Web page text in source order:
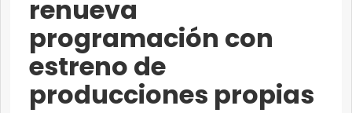
renueva
programación con
estreno de
producciones propias